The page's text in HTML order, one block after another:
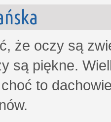
że oczy są
są piękne.
to